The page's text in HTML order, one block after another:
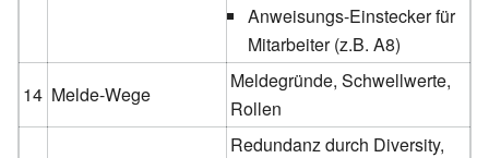
Anweisungs-Einstecker für
Mitarbeiter (z.B. A8)
14 Melde-Wege
Meldegründe, Schwellwerte,
Rollen
Redundanz durch Diversity,